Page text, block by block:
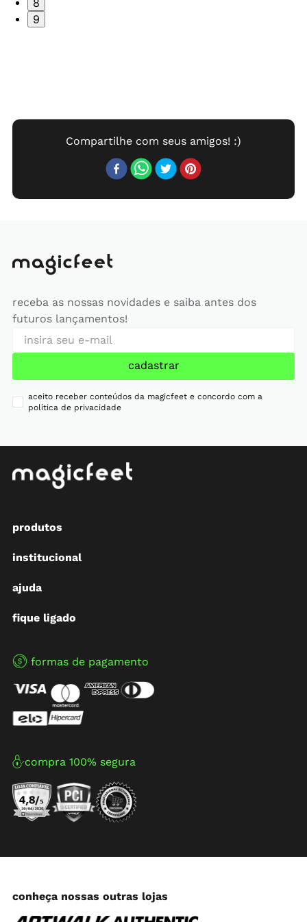
9
receba as nossas novidades e saiba antes dos
futuros lançamentos!
cadastrar
aceito receber conteúdos da magicfeet e concordo com a
política de privacidade
produtos
institucional
ajuda
fique ligado
formas de pagamento
compra 100% segura
conheça nossas outras lojas